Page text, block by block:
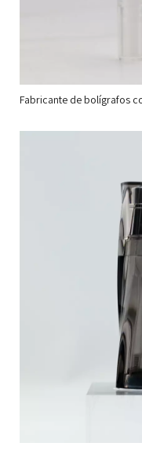
Fabricante de bolígrafos